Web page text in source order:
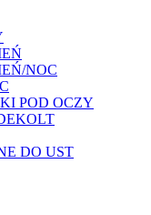
NOC
POD OCZY
DO UST